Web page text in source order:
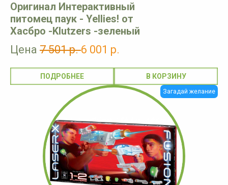
Оригинал Интерактивный
питомец паук - Yellies! от
Хасбро -Klutzers -зеленый
Цена 7 501 р.6 001 р.
ПОДРОБНЕЕ
Загадай желание